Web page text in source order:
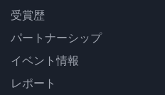
受賞歴
パートナーシップ
イベント情報
レポート